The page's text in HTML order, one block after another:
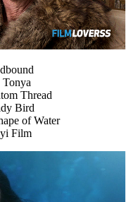
Thread
Bird
of Water
Film